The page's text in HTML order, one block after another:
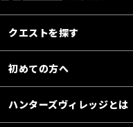
クエストを探す
初めての方へ
ハンターズヴィレッジとは